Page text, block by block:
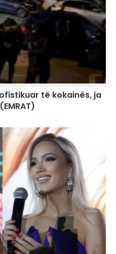
të kokainës, ja